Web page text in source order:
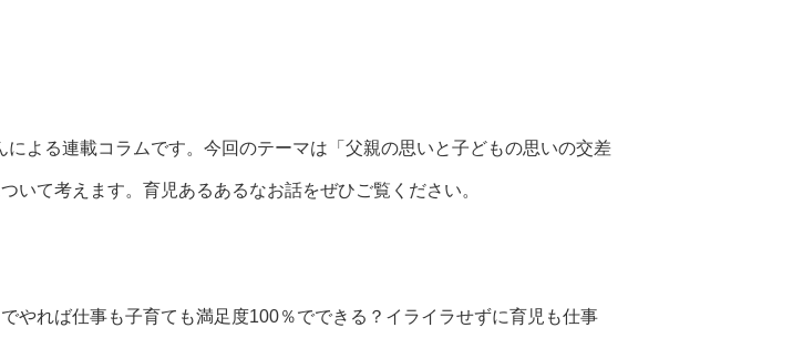
よる連載コラムです。今回のテーマは「父親の思いと子どもの思いの交差
いて考えます。育児あるあるなお話をぜひご覧ください。
やれば仕事も子育ても満足度100％でできる？イライラせずに育児も仕事